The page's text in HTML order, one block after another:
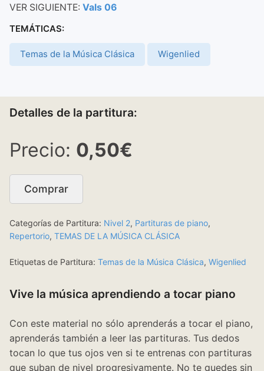
VER SIGUIENTE: Vals 06
TEMÁTICAS:
Temas de la Música Clásica Wigenlied
Detalles de la partitura:
0,50€
Comprar
Categorías de Partitura: Nivel 2, Partituras de piano,
Repertorio, TEMAS DE LA MÚSICA CLÁSICA
Etiquetas de Partitura: Temas de la Música Clásica, Wigenlied
Vive la música aprendiendo a tocar piano
Con este material no sólo aprenderás a tocar el piano,
aprenderás también a leer las partituras. Tus dedos
tocan lo que tus ojos ven si te entrenas con partituras
que suban de nivel progresivamente. No te quedes sin